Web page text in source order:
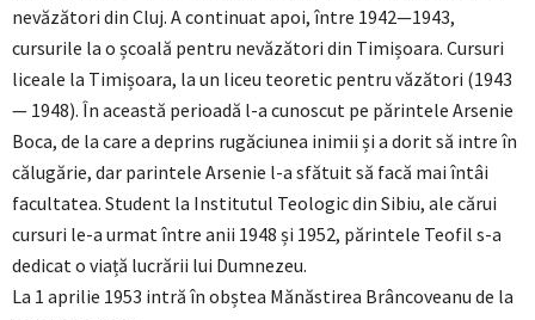
nevăzători din Cluj. A continuat apoi, între 1942—1943,
cursurile la o școală pentru nevăzători din Timișoara. Cursuri
liceale la Timișoara, la un liceu teoretic pentru văzători (1943
— 1948). În această perioadă l-a cunoscut pe părintele Arsenie
Boca, de la care a deprins rugăciunea inimii și a dorit să intre în
călugărie, dar parintele Arsenie l-a sfătuit să facă mai întâi
facultatea. Student la Institutul Teologic din Sibiu, ale cărui
cursuri le-a urmat între anii 1948 și 1952, părintele Teofil s-a
dedicat o viață lucrării lui Dumnezeu.
La 1 aprilie 1953 intră în obștea Mănăstirea Brâncoveanu de la